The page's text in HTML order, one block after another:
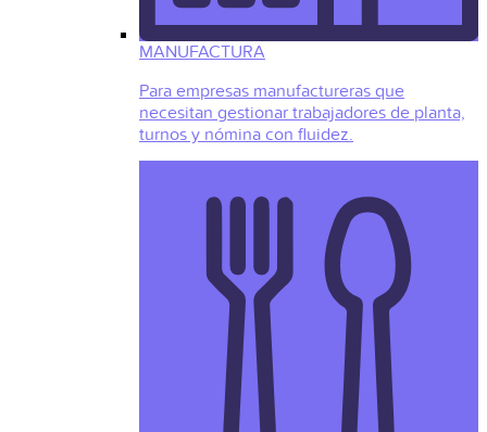
MANUFACTURA
Para empresas manufactureras que
necesitan gestionar trabajadores de planta,
turnos y nómina con fluidez.